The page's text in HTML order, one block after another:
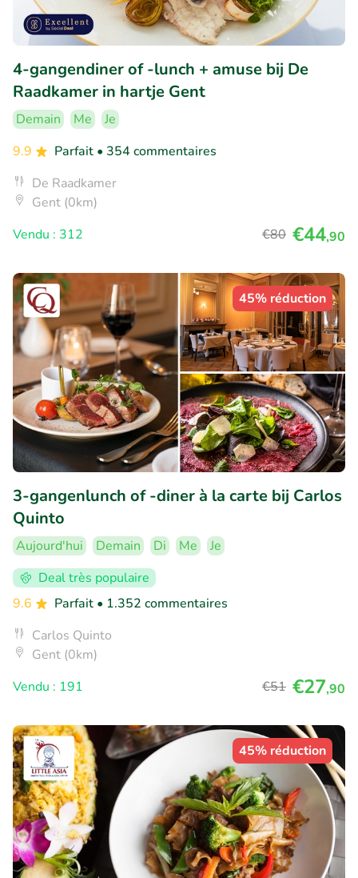
4-gangendiner of -lunch + amuse bij De
Raadkamer in hartje Gent
Demain Me
Je
9.9
Parfait • 354 commentaires
De Raadkamer
Gent (0km)
Vendu : 312
€80 €44,90
45% réduction
3-gangenlunch of -diner à la carte bij Carlos
Quinto
Aujourd'hui Demain Di Me
Je
Deal très populaire
9.6
Parfait • 1.352 commentaires
Carlos Quinto
Gent (0km)
Vendu : 191
€51 €27,90
45% réduction